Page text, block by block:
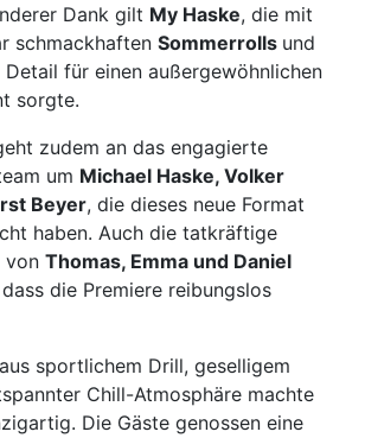
Dank gilt My Haske, die mit
schmackhaften Sommerrolls und
für einen außergewöhnlichen
sorgte.
zudem an das engagierte
um Michael Haske, Volker
Beyer, die dieses neue Format
haben. Auch die tatkräftige
von Thomas, Emma und Daniel
die Premiere reibungslos
sportlichem Drill, geselligem
Chill-Atmosphäre machte
Die Gäste genossen eine